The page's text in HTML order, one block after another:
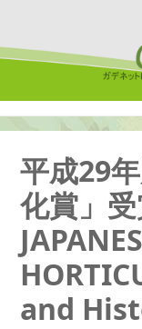
平成29
化賞」受
and